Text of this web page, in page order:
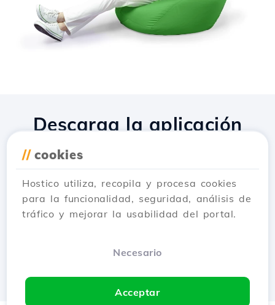
// cookies
Hostico utiliza, recopila y procesa cookies
para la funcionalidad, seguridad, análisis de
tráfico y mejorar la usabilidad del portal.
Necesario
Acceptar
Descarga la aplicación